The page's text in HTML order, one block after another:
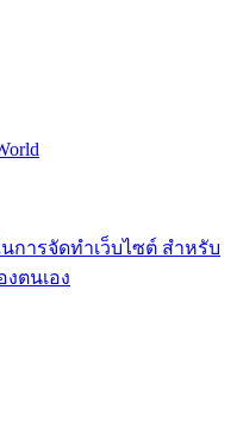
การจัดทำเว็บไซต์ สำหรับ
งตนเอง